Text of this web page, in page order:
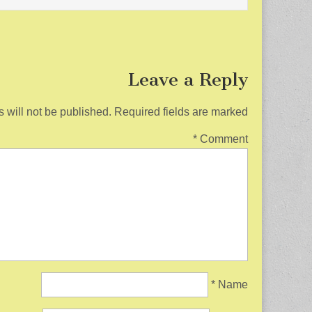
Leave a Reply
will not be published. Required fields are marked
Comment
*
Name
*